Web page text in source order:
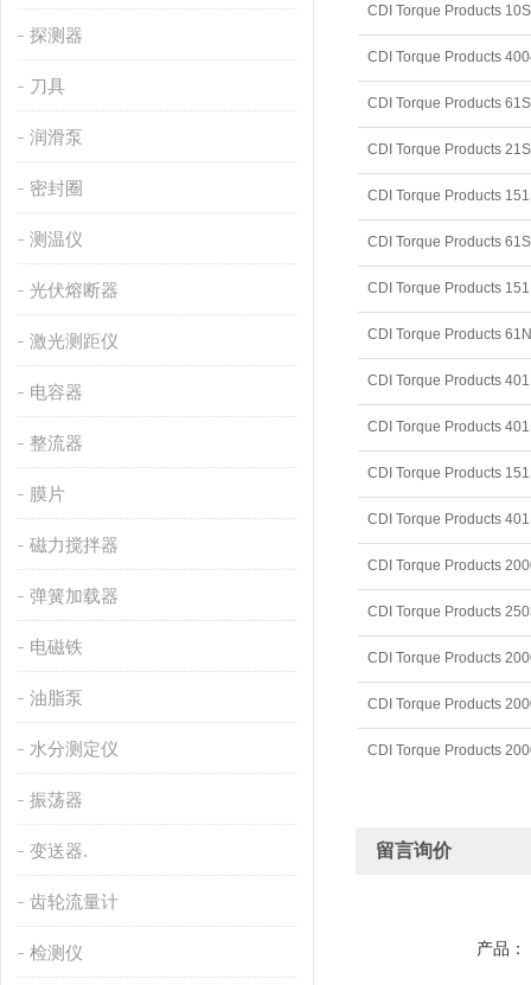
探测器
刀具
润滑泵
密封圈
测温仪
光伏熔断器
激光测距仪
电容器
整流器
膜片
磁力搅拌器
弹簧加载器
电磁铁
油脂泵
水分测定仪
振荡器
变送器.
齿轮流量计
检测仪
CDI Torque Products
CDI Torque Products
CDI Torque Products
CDI Torque Products
CDI Torque Products
CDI Torque Products
CDI Torque Products
CDI Torque Products
CDI Torque Products
CDI Torque Products
CDI Torque Products
CDI Torque Products
CDI Torque Products
CDI Torque Products
CDI Torque Products
CDI Torque Products
CDI Torque Products
留言询价
产品：